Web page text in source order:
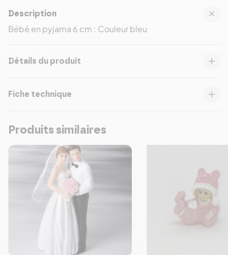
Description
Bébé en pyjama 6 cm : Couleur bleu
Détails du produit
Fiche technique
Produits similaires